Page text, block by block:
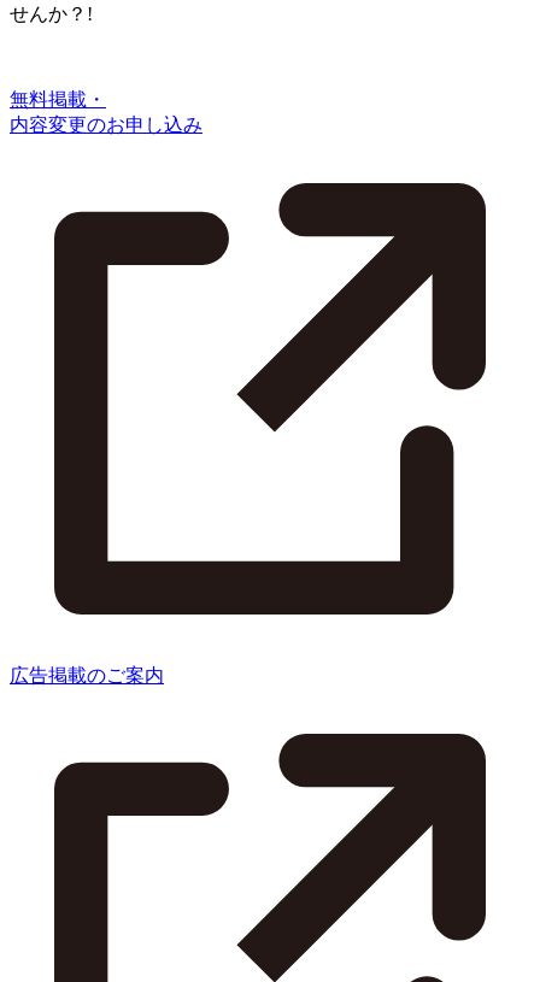
せんか？!
無料掲載・
内容変更のお申し込み
広告掲載のご案内